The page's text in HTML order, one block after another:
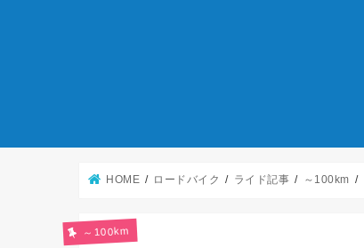
HOME ロードバイク ライド記事 ～100km
～100km